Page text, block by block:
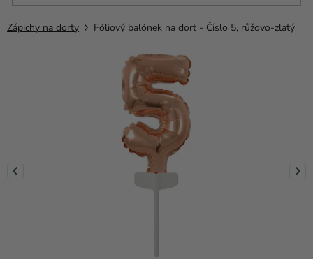
stany
Kanekalon
Zápichy na dorty Fóliový balónek na dort - Číslo 5, růžovo-zlatý